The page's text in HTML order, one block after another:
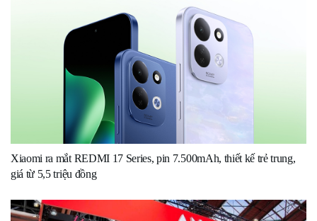
Xiaomi ra mắt REDMI 17 Series, pin 7.500mAh, thiết kế trẻ trung,
giá từ 5,5 triệu đồng